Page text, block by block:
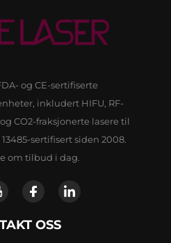
og CE-sertifiserte
inkludert HIFU, RF-
CO2-fraksjonerte lasere til
sertifisert siden 2008.
om tilbud i dag.
OSS